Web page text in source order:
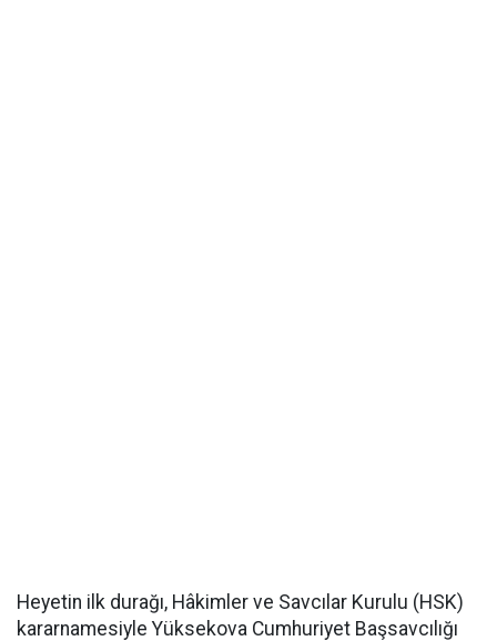
Heyetin ilk durağı, Hâkimler ve Savcılar Kurulu (HSK)
kararnamesiyle Yüksekova Cumhuriyet Başsavcılığı